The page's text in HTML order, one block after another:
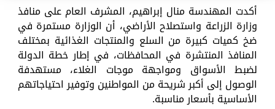
أكدت المهندسة منال إبراهيم، المشرف العام على منافذ
وزارة الزراعة واستصلاح الأراضي، أن الوزارة مستمرة في
ضخ كميات كبيرة من السلع والمنتجات الغذائية بمختلف
المنافذ المنتشرة في المحافظات، في إطار خطة الدولة
لضبط الأسواق ومواجهة موجات الغلاء، مستهدفة
الوصول إلى أكبر شريحة من المواطنين وتوفير احتياجاتهم
الأساسية بأسعار مناسبة.